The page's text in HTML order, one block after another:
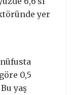
yer
0,5
yaş